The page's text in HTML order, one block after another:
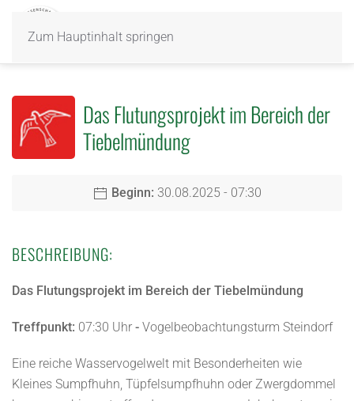
Zum Hauptinhalt springen
Das Flutungsprojekt im Bereich der
Tiebelmündung
Beginn: 30.08.2025 - 07:30
BESCHREIBUNG:
Das Flutungsprojekt im Bereich der Tiebelmündung
Treffpunkt: 07:30 Uhr - Vogelbeobachtungsturm Steindorf
Eine reiche Wasservogelwelt mit Besonderheiten wie
Kleines Sumpfhuhn, Tüpfelsumpfhuhn oder Zwergdommel